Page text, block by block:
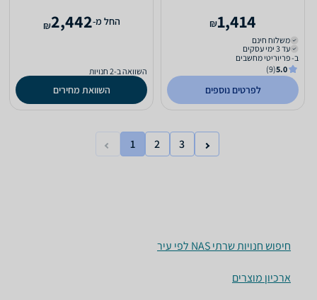
1,414
₪
משלוח חינם
עד 3 ימי עסקים
ב- פריוריטי מחשבים
5.0
(9)
לפרטים נוספים
‫החל מ-2,442
₪
השוואה ב-2 חנויות
השוואת מחירים
1 2 3
חיפוש חנויות שרתי NAS לפי עיר
ארכיון מוצרים